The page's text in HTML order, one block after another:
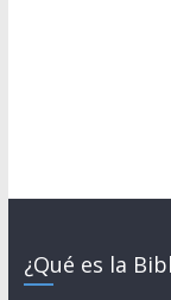
¿Qué es la